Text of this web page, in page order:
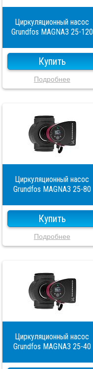
Циркуляционный насос
Grundfos MAGNA3 25-120
Купить
Подробнее
Циркуляционный насос
Grundfos MAGNA3 25-80
Купить
Подробнее
Циркуляционный насос
Grundfos MAGNA3 25-40